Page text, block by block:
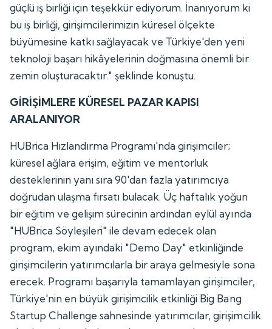
güçlü iş birliği için teşekkür ediyorum. İnanıyorum ki
bu iş birliği, girişimcilerimizin küresel ölçekte
büyümesine katkı sağlayacak ve Türkiye'den yeni
teknoloji başarı hikâyelerinin doğmasına önemli bir
zemin oluşturacaktır." şeklinde konuştu.
GİRİŞİMLERE KÜRESEL PAZAR KAPISI
ARALANIYOR
HUBrica Hızlandırma Programı'nda girişimciler;
küresel ağlara erişim, eğitim ve mentorluk
desteklerinin yanı sıra 90'dan fazla yatırımcıya
doğrudan ulaşma fırsatı bulacak. Üç haftalık yoğun
bir eğitim ve gelişim sürecinin ardından eylül ayında
"HUBrica Söyleşileri" ile devam edecek olan
program, ekim ayındaki "Demo Day" etkinliğinde
girişimcilerin yatırımcılarla bir araya gelmesiyle sona
erecek. Programı başarıyla tamamlayan girişimciler,
Türkiye'nin en büyük girişimcilik etkinliği Big Bang
Startup Challenge sahnesinde yatırımcılar, girişimcilik